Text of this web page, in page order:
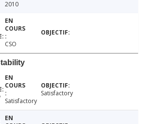
2010
CSO
Satisfactory
Satisfactory